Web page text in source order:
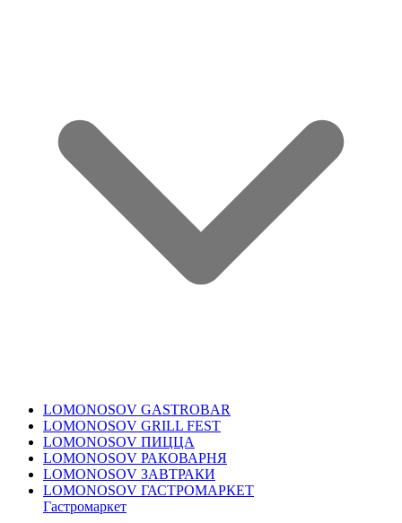
LOMONOSOV GASTROBAR
LOMONOSOV GRILL FEST
LOMONOSOV ПИЦЦА
LOMONOSOV РАКОВАРНЯ
LOMONOSOV ЗАВТРАКИ
LOMONOSOV ГАСТРОМАРКЕТ
Гастромаркет